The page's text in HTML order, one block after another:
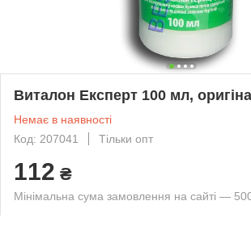
Виталон Експерт 100 мл,
Немає в наявності
Код: 207041
Тільки опт
112 ₴
Мінімальна сума замовлення на сайті —